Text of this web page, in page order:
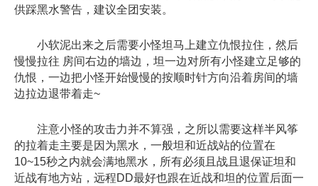
供踩黑水警告，建议全团安装。
小软泥出来之后需要小怪坦马上建立仇恨拉住，然后
慢慢拉往 房间右边的墙边，坦一边对所有小怪建立足够的
仇恨，一边把小怪开始慢慢的按顺时针方向沿着房间的墙
边拉边退带着走~
注意小怪的攻击力并不算强，之所以需要这样半风筝
的拉着走主要是因为黑水，一般坦和近战站的位置在
10~15秒之内就会满地黑水，所有必须且战且退保证坦和
近战有地方站，远程DD最好也跟在近战和坦的位置后面一